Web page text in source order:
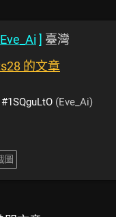
Eve_Ai ] 臺灣
的文章
#1SQguLtO (Eve_Ai)
圖